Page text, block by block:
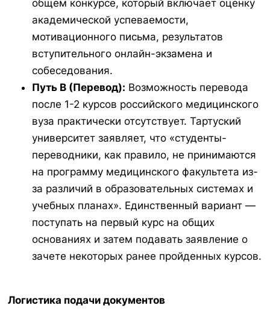
общем конкурсе, который включает оценку
академической успеваемости,
мотивационного письма, результатов
вступительного онлайн-экзамена и
собеседования.
Путь В (Перевод): Возможность перевода
после 1-2 курсов российского медицинского
вуза практически отсутствует. Тартуский
университет заявляет, что «студенты-
переводники, как правило, не принимаются
на программу медицинского факультета из-
за различий в образовательных системах и
учебных планах». Единственный вариант —
поступать на первый курс на общих
основаниях и затем подавать заявление о
зачете некоторых ранее пройденных курсов.
Логистика подачи документов